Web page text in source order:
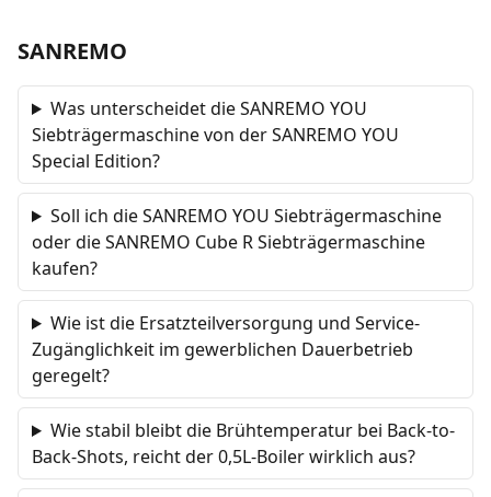
SANREMO
Was unterscheidet die SANREMO YOU
Siebträgermaschine von der SANREMO YOU
Special Edition?
Soll ich die SANREMO YOU Siebträgermaschine
oder die SANREMO Cube R Siebträgermaschine
kaufen?
Wie ist die Ersatzteilversorgung und Service-
Zugänglichkeit im gewerblichen Dauerbetrieb
geregelt?
Wie stabil bleibt die Brühtemperatur bei Back-to-
Back-Shots, reicht der 0,5L-Boiler wirklich aus?